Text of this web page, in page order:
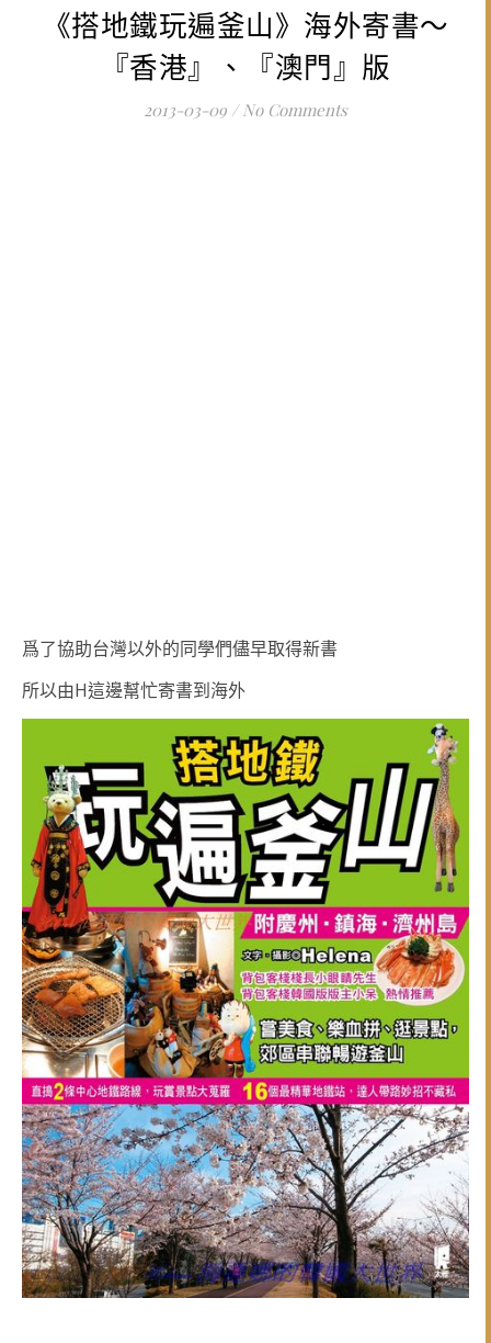
《搭地鐵玩遍釜山》海外寄書～
『香港』、『澳門』版
2013-03-09 / No Comments
爲了協助台灣以外的同學們儘早取得新書
所以由H這邊幫忙寄書到海外